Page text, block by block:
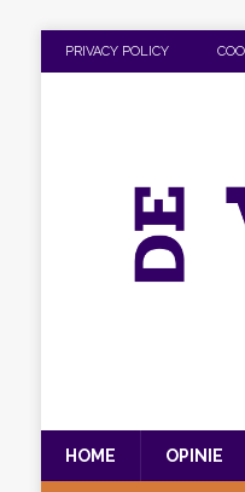
PRIVACY POLICY
HOME OPINIE